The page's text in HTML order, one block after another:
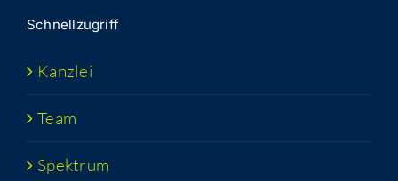
Schnell­zu­griff
Kanz­lei
Team
Spek­trum